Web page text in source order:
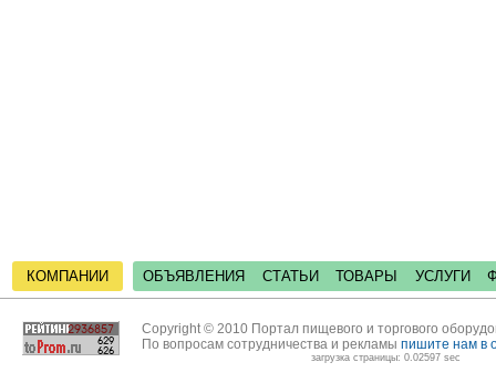
КОМПАНИИ ОБЪЯВЛЕНИЯ СТАТЬИ ТОВАРЫ УСЛУГИ
Copyright © 2010 Портал пищевого и торгового
По вопросам сотрудничества и рекламы пишите нам в
загрузка страницы: 0.02597 sec